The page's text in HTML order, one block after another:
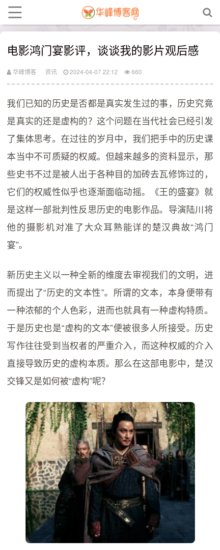
电影鸿门宴影评，谈谈我的影片观后感
华峰博客 资讯 2024-04-07 22:12 660
我们已知的历史是否都是真实发生过的事，历史究竟
是真实的还是虚构的？这个问题在当代社会已经引发
了集体思考。在过往的岁月中，我们把手中的历史课
本当中不可质疑的权威。但越来越多的资料显示，那
些史书不过是被人出于各种目的加砖去瓦修饰过的，
它们的权威性似乎也逐渐面临动摇。《王的盛宴》就
是这样一部批判性反思历史的电影作品。导演陆川将
他的摄影机对准了大众耳熟能详的楚汉典故“鸿门
宴”。
新历史主义以一种全新的维度去审视我们的文明，进
而提出了“历史的文本性”。所谓的文本，本身便带有
一种浓郁的个人色彩，进而也就具有一种虚构特质。
于是历史也是“虚构的文本”便被很多人所接受。历史
写作往往受到当权者的严重介入，而这种权威的介入
直接导致历史的虚构本质。那么在这部电影中，楚汉
交锋又是如何被“虚构”呢？